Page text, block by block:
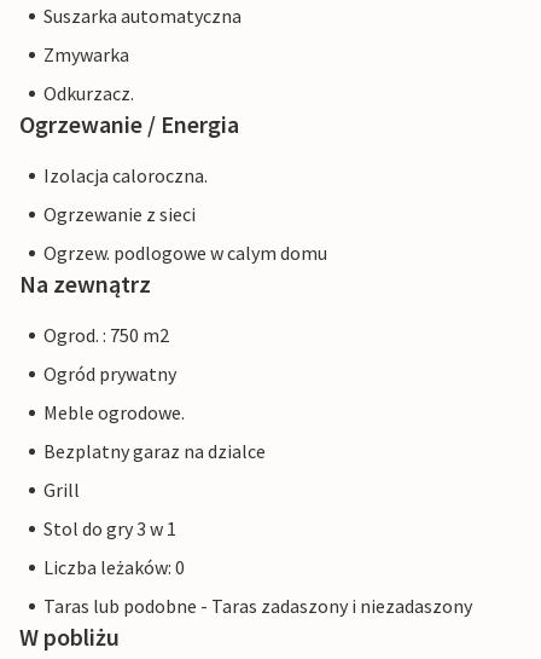
Suszarka automatyczna
Zmywarka
Odkurzacz.
Ogrzewanie / Energia
Izolacja caloroczna.
Ogrzewanie z sieci
Ogrzew. podlogowe w calym domu
Na zewnątrz
Ogrod. : 750 m2
Ogród prywatny
Meble ogrodowe.
Bezplatny garaz na dzialce
Grill
Stol do gry 3 w 1
Liczba leżaków: 0
Taras lub podobne - Taras zadaszony i niezadaszony
W pobliżu